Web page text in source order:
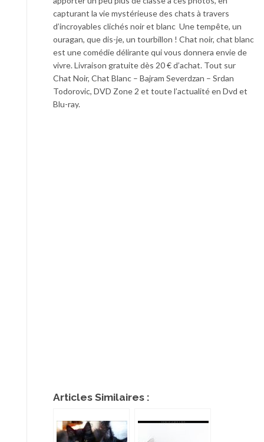
capturant la vie mystérieuse des chats à travers
d’incroyables clichés noir et blanc Une tempête, un
ouragan, que dis-je, un tourbillon ! Chat noir, chat blanc
est une comédie délirante qui vous donnera envie de
vivre. Livraison gratuite dès 20 € d’achat. Tout sur
Chat Noir, Chat Blanc – Bajram Severdzan – Srdan
Todorovic, DVD Zone 2 et toute l’actualité en Dvd et
Blu-ray.
Articles Similaires :